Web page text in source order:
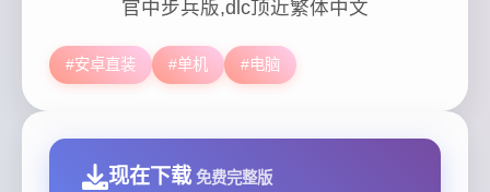
官中步兵版,dlc顶近繁体中文
#安卓直装 #单机 #电脑
现在下载 免费完整版